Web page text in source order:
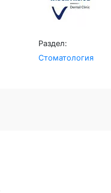
Раздел:
Стоматология